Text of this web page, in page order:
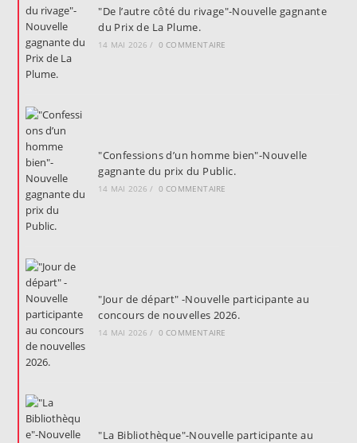
"De l’autre côté du rivage"-Nouvelle gagnante
du Prix de La Plume.
14 MAI 2026 / 0 COMMENTAIRE
"Confessions d’un homme bien"-Nouvelle
gagnante du prix du Public.
14 MAI 2026 / 0 COMMENTAIRE
"Jour de départ" -Nouvelle participante au
concours de nouvelles 2026.
14 MAI 2026 / 0 COMMENTAIRE
"La Bibliothèque"-Nouvelle participante au